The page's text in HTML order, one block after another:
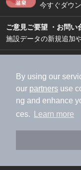
By using our
our partners use
ng and enhance
ces.
Learn more
今すぐダウ
ご意見ご要望 ・お問い
施設データの新規追加
加盟店募集
利用規約
特定商取引
運営会